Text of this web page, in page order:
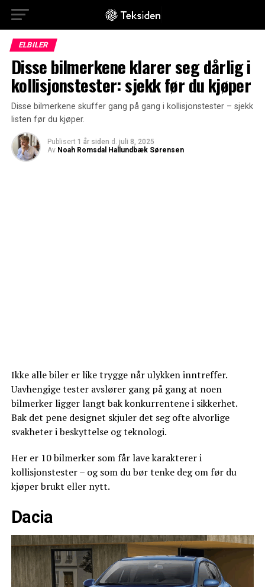
ELBILER
Disse bilmerkene klarer seg dårlig i
kollisjonstester: sjekk før du kjøper
Disse bilmerkene skuffer gang på gang i kollisjonstester – sjekk
listen før du kjøper.
Publisert 1 år siden d. juli 8, 2025
Av Noah Romsdal Hallundbæk Sørensen
Ikke alle biler er like trygge når ulykken inntreffer.
Uavhengige tester avslører gang på gang at noen
bilmerker ligger langt bak konkurrentene i sikkerhet.
Bak det pene designet skjuler det seg ofte alvorlige
svakheter i beskyttelse og teknologi.
Her er 10 bilmerker som får lave karakterer i
kollisjonstester – og som du bør tenke deg om før du
kjøper brukt eller nytt.
Dacia